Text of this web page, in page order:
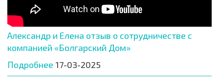
Александр и Елена отзыв о сотрудничестве с
компанией «Болгарский Дом»
Подробнее 17-03-2025